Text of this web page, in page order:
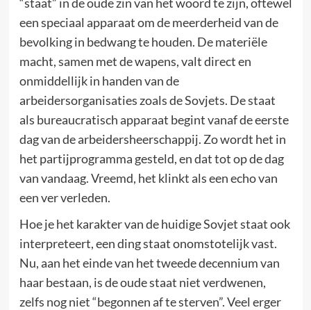
een speciaal apparaat om de meerderheid van de
bevolking in bedwang te houden. De materiële
macht, samen met de wapens, valt direct en
onmiddellijk in handen van de
arbeidersorganisaties zoals de Sovjets. De staat
als bureaucratisch apparaat begint vanaf de eerste
dag van de arbeidersheerschappij. Zo wordt het in
het partijprogramma gesteld, en dat tot op de dag
van vandaag. Vreemd, het klinkt als een echo van
een ver verleden.
Hoe je het karakter van de huidige Sovjet staat ook
interpreteert, een ding staat onomstotelijk vast.
Nu, aan het einde van het tweede decennium van
haar bestaan, is de oude staat niet verdwenen,
zelfs nog niet “begonnen af te sterven”. Veel erger